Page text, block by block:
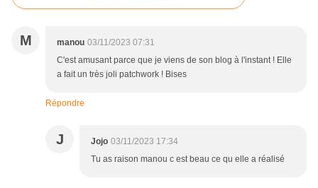
M manou 03/11/2023 07:31
C'est amusant parce que je viens de son blog à l'instant ! Elle
a fait un très joli patchwork ! Bises
Répondre
J Jojo 03/11/2023 17:34
Tu as raison manou c est beau ce qu elle a réalisé